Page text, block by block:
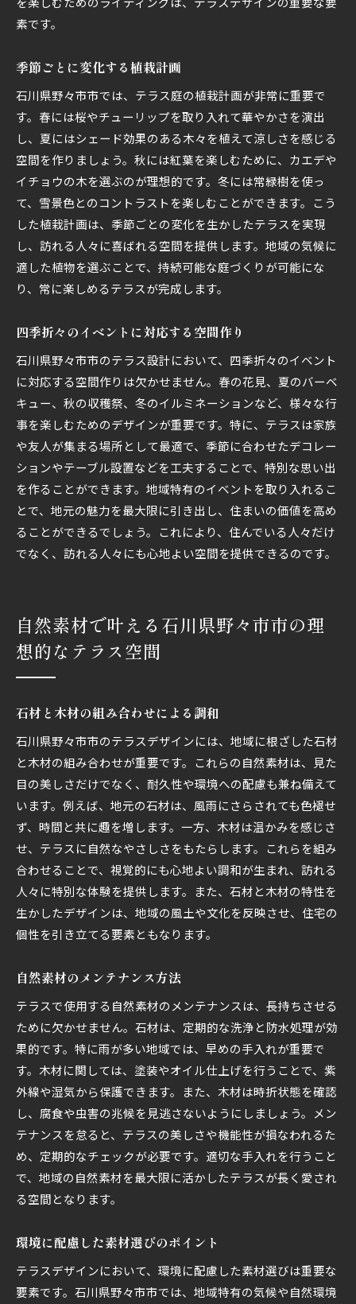
素です。
季節ごとに変化する植栽計画
石川県野々市市では、テラス庭の植栽計画が非常に重要で
す。春には桜やチューリップを取り入れて華やかさを演出
し、夏にはシェード効果のある木々を植えて涼しさを感じる
空間を作りましょう。秋には紅葉を楽しむために、カエデや
イチョウの木を選ぶのが理想的です。冬には常緑樹を使っ
て、雪景色とのコントラストを楽しむことができます。こう
した植栽計画は、季節ごとの変化を生かしたテラスを実現
し、訪れる人々に喜ばれる空間を提供します。地域の気候に
適した植物を選ぶことで、持続可能な庭づくりが可能にな
り、常に楽しめるテラスが完成します。
四季折々のイベントに対応する空間作り
石川県野々市市のテラス設計において、四季折々のイベント
に対応する空間作りは欠かせません。春の花見、夏のバーベ
キュー、秋の収穫祭、冬のイルミネーションなど、様々な行
事を楽しむためのデザインが重要です。特に、テラスは家族
や友人が集まる場所として最適で、季節に合わせたデコレー
ションやテーブル設置などを工夫することで、特別な思い出
を作ることができます。地域特有のイベントを取り入れるこ
とで、地元の魅力を最大限に引き出し、住まいの価値を高め
ることができるでしょう。これにより、住んでいる人々だけ
でなく、訪れる人々にも心地よい空間を提供できるのです。
自然素材で叶える石川県野々市市の理
想的なテラス空間
石材と木材の組み合わせによる調和
石川県野々市市のテラスデザインには、地域に根ざした石材
と木材の組み合わせが重要です。これらの自然素材は、見た
目の美しさだけでなく、耐久性や環境への配慮も兼ね備えて
います。例えば、地元の石材は、風雨にさらされても色褪せ
ず、時間と共に趣を増します。一方、木材は温かみを感じさ
せ、テラスに自然なやさしさをもたらします。これらを組み
合わせることで、視覚的にも心地よい調和が生まれ、訪れる
人々に特別な体験を提供します。また、石材と木材の特性を
生かしたデザインは、地域の風土や文化を反映させ、住宅の
個性を引き立てる要素ともなります。
自然素材のメンテナンス方法
テラスで使用する自然素材のメンテナンスは、長持ちさせる
ために欠かせません。石材は、定期的な洗浄と防水処理が効
果的です。特に雨が多い地域では、早めの手入れが重要で
す。木材に関しては、塗装やオイル仕上げを行うことで、紫
外線や湿気から保護できます。また、木材は時折状態を確認
し、腐食や虫害の兆候を見逃さないようにしましょう。メン
テナンスを怠ると、テラスの美しさや機能性が損なわれるた
め、定期的なチェックが必要です。適切な手入れを行うこと
で、地域の自然素材を最大限に活かしたテラスが長く愛され
る空間となります。
環境に配慮した素材選びのポイント
テラスデザインにおいて、環境に配慮した素材選びは重要な
要素です。石川県野々市市では、地域特有の気候や自然環境